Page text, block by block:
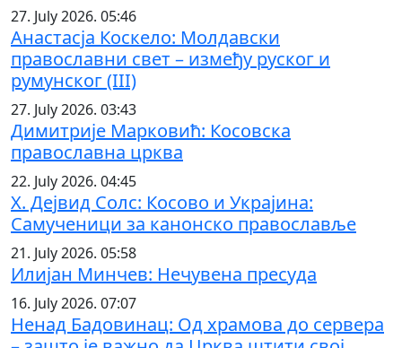
27. July 2026. 05:46
Анастасја Коскело: Молдавски
православни свет – између руског и
румунског (III)
27. July 2026. 03:43
Димитрије Марковић: Косовска
православна црква
22. July 2026. 04:45
Х. Дејвид Солс: Косово и Украјина:
Самученици за канонско православље
21. July 2026. 05:58
Илијан Минчев: Нечувена пресуда
16. July 2026. 07:07
Ненад Бадовинац: Од храмова до сервера